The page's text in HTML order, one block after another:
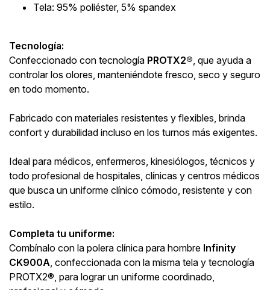
Tela: 95% poliéster, 5% spandex
Tecnología:
Confeccionado con tecnología PROTX2® , que ayuda a
controlar los olores, manteniéndote fresco, seco y seguro
en todo momento.
Fabricado con materiales resistentes y flexibles, brinda
confort y durabilidad incluso en los turnos más exigentes.
Ideal para médicos, enfermeros, kinesiólogos, técnicos y
todo profesional de hospitales, clínicas y centros médicos
que busca un uniforme clínico cómodo, resistente y con
estilo.
Completa tu uniforme:
Combínalo con la polera clínica para hombre Infinity
CK900A , confeccionada con la misma tela y tecnología
PROTX2®, para lograr un uniforme coordinado,